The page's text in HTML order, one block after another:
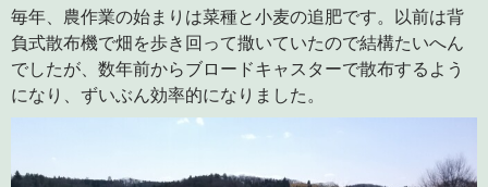
毎年、農作業の始まりは菜種と小麦の追肥です。以前は背
負式散布機で畑を歩き回って撒いていたので結構たいへん
でしたが、数年前からブロードキャスターで散布するよう
になり、ずいぶん効率的になりました。